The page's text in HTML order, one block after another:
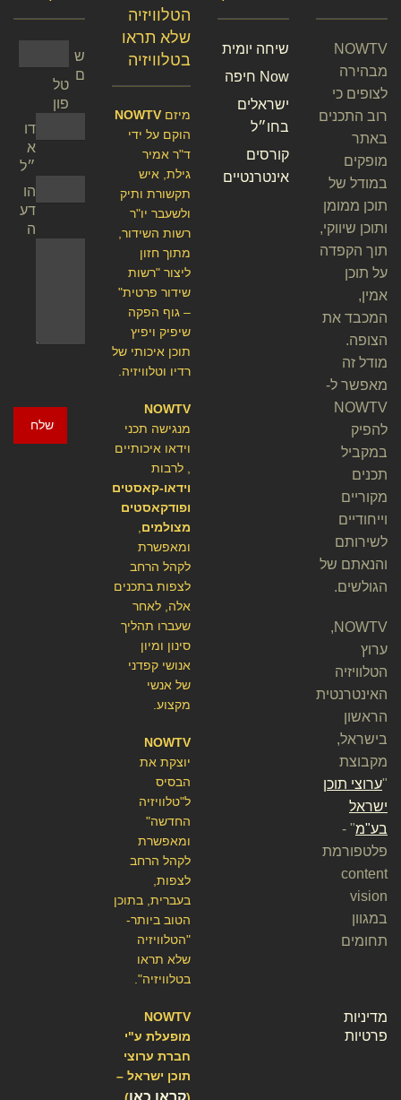
ש
ם
טל
פון
דו
א
״ל
הו
דע
ה
שלח
הטלוויזיה
שלא תראו
בטלוויזיה
מיזם NOWTV
הוקם על ידי
ד"ר אמיר
גילת, איש
תקשורת ותיק
ולשעבר יו"ר
רשות השידור,
מתוך חזון
ליצור "רשות
שידור פרטית"
– גוף הפקה
שיפיק ויפיץ
תוכן איכותי של
רדיו וטלוויזיה.
NOWTV
מנגישה תכני
וידאו איכותיים
, לרבות
וידאו-קאסטים
ופודקאסטים
מצולמים
ומאפשרת
לקהל הרחב
לצפות בתכנים
אלה, לאחר
שעברו תהליך
סינון ומיון
אנושי קפדני
של אנשי
מקצוע.
NOWTV
יוצקת את
הבסיס
ל"טלוויזיה
החדשה"
ומאפשרת
לקהל הרחב
לצפות,
בעברית, בתוכן
הטוב ביותר-
"הטלוויזיה
שלא תראו
בטלוויזיה".
NOWTV
מופעלת ע"י
חברת ערוצי
תוכן ישראל –
(קראו כאן)
שיחה יומית
Now חיפה
ישראלים
בחו״ל
קורסים
אינטרנטיים
NOWTV
מבהירה
לצופים כי
רוב התכנים
באתר
מופקים
במודל של
תוכן ממומן
ותוכן שיווקי,
תוך הקפדה
על תוכן
אמין,
המכבד את
הצופה.
מודל זה
מאפשר ל-
NOWTV
להפיק
במקביל
תכנים
מקוריים
וייחודיים
לשירותם
והנאתם של
הגולשים.
NOWTV,
ערוץ
הטלוויזיה
האינטרנטית
הראשון
בישראל,
מקבוצת
"ערוצי תוכן
ישראל
בע"מ" -
פלטפורמת
content
vision
במגוון
תחומים
מדיניות
פרטיות